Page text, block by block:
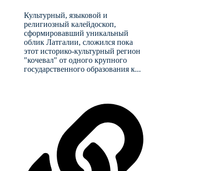
Культурный, языковой и
религиозный калейдоскоп,
сформировавший уникальный
облик Латгалии, сложился пока
этот историко-культурный регион
"кочевал" от одного крупного
государственного образования к...